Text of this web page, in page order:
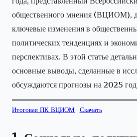
общественного мнения (ВЦИОМ),
ключевые изменения в
политических тенденциях и
перспективах. В этой статье
основные выводы, сделанные в
обсуждаются прогнозы на 2025
Итоговая ПК ВЦИОМ Скачать